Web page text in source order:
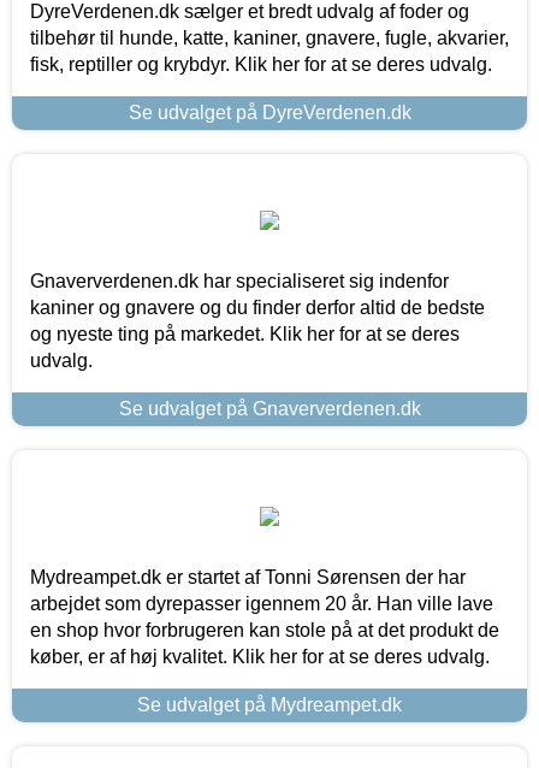
DyreVerdenen.dk sælger et bredt udvalg af foder og
tilbehør til hunde, katte, kaniner, gnavere, fugle, akvarier,
fisk, reptiller og krybdyr. Klik her for at se deres udvalg.
Se udvalget på DyreVerdenen.dk
Gnaververdenen.dk har specialiseret sig indenfor
kaniner og gnavere og du finder derfor altid de bedste
og nyeste ting på markedet. Klik her for at se deres
udvalg.
Se udvalget på Gnaververdenen.dk
Mydreampet.dk er startet af Tonni Sørensen der har
arbejdet som dyrepasser igennem 20 år. Han ville lave
en shop hvor forbrugeren kan stole på at det produkt de
køber, er af høj kvalitet. Klik her for at se deres udvalg.
Se udvalget på Mydreampet.dk